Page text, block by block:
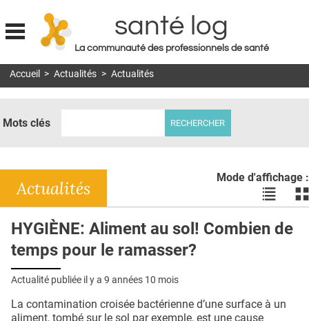
Jump to navigation
santé log
La communauté des professionnels de santé
MON COMPTE
DOSSIERS
RÉSEAUX
E-REVUE SAD
THÉMA
QUI SOMMES-NOUS ?
Accueil > Actualités > Actualités
Mots clés
Mode d'affichage :
Voir
les
en
les
Actualités
HYGIÈNE: Aliment au sol! Combien de
temps pour le ramasser?
Actualité publiée il y a 9 années 10 mois
La contamination croisée bactérienne d’une surface à un
aliment, tombé sur le sol par exemple, est une cause